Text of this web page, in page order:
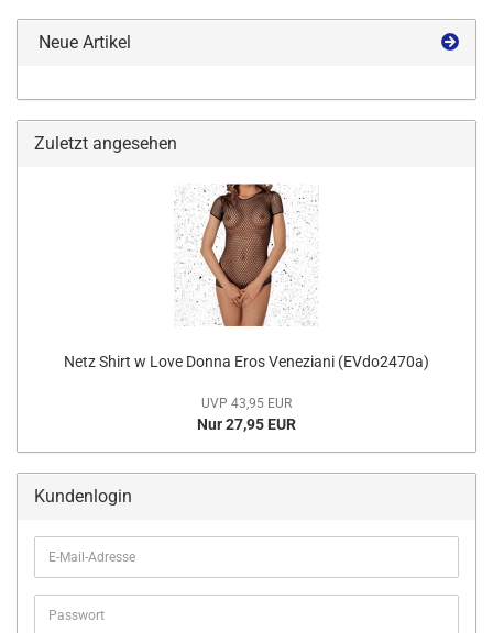
Neue Artikel
Zuletzt angesehen
Netz Shirt w Love Donna Eros Veneziani (EVdo2470a)
UVP 43,95 EUR
Nur 27,95 EUR
Kundenlogin
E-
Mail-
Adresse
Passwort